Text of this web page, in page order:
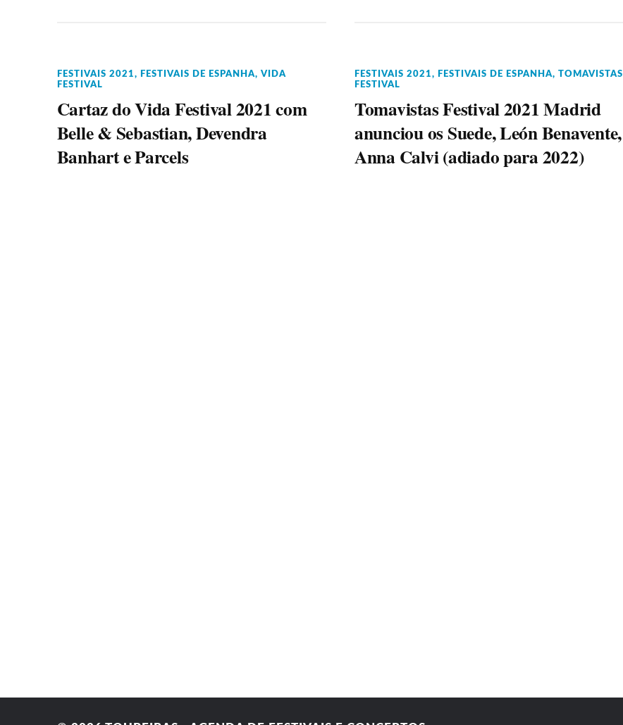
FESTIVAIS 2021, FESTIVAIS DE ESPANHA, VIDA
FESTIVAL
Cartaz do Vida Festival 2021 com
Belle & Sebastian, Devendra
Banhart e Parcels
FESTIVAIS 2021, FESTIVAIS DE ESPANHA, TOMAVISTAS
FESTIVAL
Tomavistas Festival 2021 Madrid
anunciou os Suede, León Benavente,
Anna Calvi (adiado para 2022)